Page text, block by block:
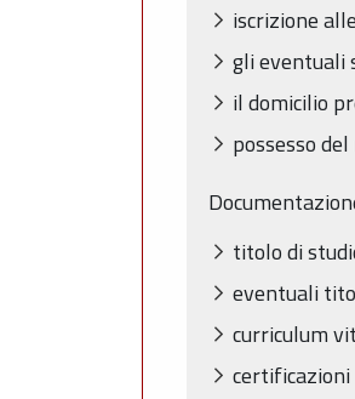
iscrizione
gli eventuali
il domicilio
possesso
titolo di
eventuali
curriculum